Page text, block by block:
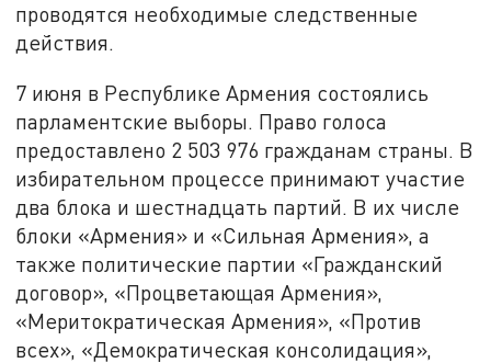
проводятся необходимые следственные
действия.
7 июня в Республике Армения состоялись
парламентские выборы. Право голоса
предоставлено 2 503 976 гражданам страны. В
избирательном процессе принимают участие
два блока и шестнадцать партий. В их числе
блоки «Армения» и «Сильная Армения», а
также политические партии «Гражданский
договор», «Процветающая Армения»,
«Меритократическая Армения», «Против
всех», «Демократическая консолидация»,